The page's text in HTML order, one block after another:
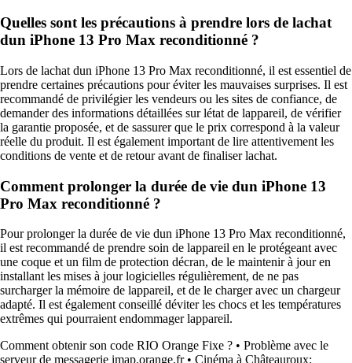
Quelles sont les précautions à prendre lors de lachat
dun iPhone 13 Pro Max reconditionné ?
Lors de lachat dun iPhone 13 Pro Max reconditionné, il est essentiel de
prendre certaines précautions pour éviter les mauvaises surprises. Il est
recommandé de privilégier les vendeurs ou les sites de confiance, de
demander des informations détaillées sur létat de lappareil, de vérifier
la garantie proposée, et de sassurer que le prix correspond à la valeur
réelle du produit. Il est également important de lire attentivement les
conditions de vente et de retour avant de finaliser lachat.
Comment prolonger la durée de vie dun iPhone 13
Pro Max reconditionné ?
Pour prolonger la durée de vie dun iPhone 13 Pro Max reconditionné,
il est recommandé de prendre soin de lappareil en le protégeant avec
une coque et un film de protection décran, de le maintenir à jour en
installant les mises à jour logicielles régulièrement, de ne pas
surcharger la mémoire de lappareil, et de le charger avec un chargeur
adapté. Il est également conseillé déviter les chocs et les températures
extrêmes qui pourraient endommager lappareil.
Comment obtenir son code RIO Orange Fixe ? • Problème avec le
serveur de messagerie imap.orange.fr• Cinéma à Châteauroux: